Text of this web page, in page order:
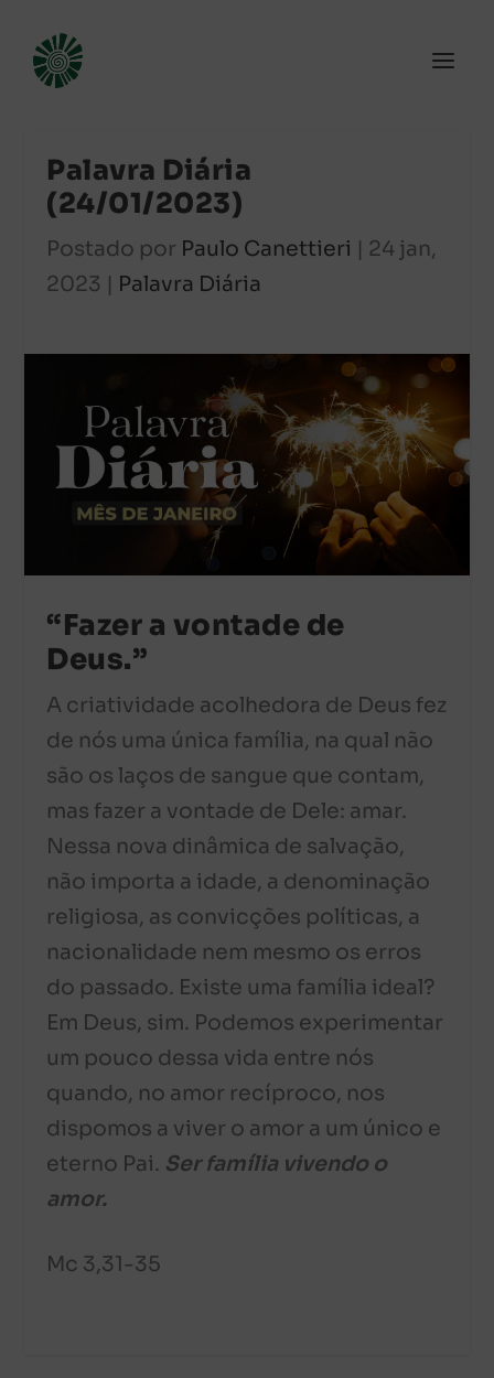
Palavra Diária
(24/01/2023)
Postado por Paulo Canettieri | 24 jan,
2023 | Palavra Diária
“Fazer a vontade de
Deus.”
A criatividade acolhedora de Deus fez
de nós uma única família, na qual não
são os laços de sangue que contam,
mas fazer a vontade de Dele: amar.
Nessa nova dinâmica de salvação,
não importa a idade, a denominação
religiosa, as convicções políticas, a
nacionalidade nem mesmo os erros
do passado. Existe uma família ideal?
Em Deus, sim. Podemos experimentar
um pouco dessa vida entre nós
quando, no amor recíproco, nos
dispomos a viver o amor a um único e
eterno Pai. Ser família vivendo o
amor.
Mc 3,31-35